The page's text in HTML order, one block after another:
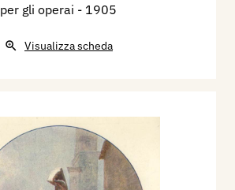
per gli operai - 1905
Visualizza scheda